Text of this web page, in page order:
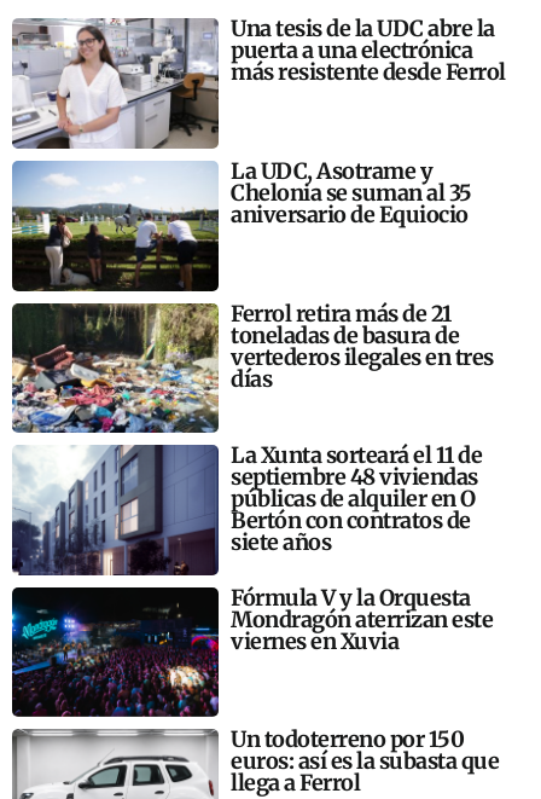
Una tesis de la UDC abre la
puerta a una electrónica
más resistente desde Ferrol
La UDC, Asotrame y
Chelonia se suman al 35
aniversario de Equiocio
Ferrol retira más de 21
toneladas de basura de
vertederos ilegales en tres
días
La Xunta sorteará el 11 de
septiembre 48 viviendas
públicas de alquiler en O
Bertón con contratos de
siete años
Fórmula V y la Orquesta
Mondragón aterrizan este
viernes en Xuvia
Un todoterreno por 150
euros: así es la subasta que
llega a Ferrol